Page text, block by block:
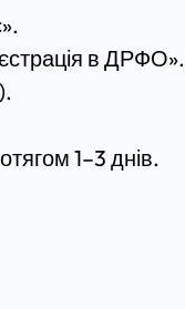
в ДРФО».
1–3 днів.